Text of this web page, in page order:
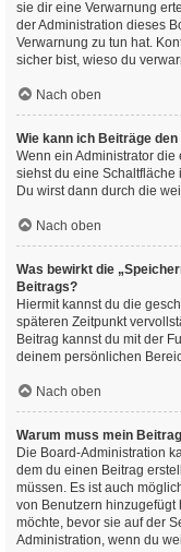
sie dir eine Verwarnung
der Administration dieses
Verwarnung zu tun hat.
sicher bist, wieso du
Nach oben
Wie kann ich Beiträge
Wenn ein Administrator
siehst du eine Schaltfläche
Du wirst dann durch die
Nach oben
Was bewirkt die
Beitrags?
Hiermit kannst du die
späteren Zeitpunkt
Beitrag kannst du mit der
deinem persönlichen
Nach oben
Warum muss mein
Die Board-Administration
dem du einen Beitrag
müssen. Es ist auch
von Benutzern hinzugefügt
möchte, bevor sie auf der
Administration, wenn du